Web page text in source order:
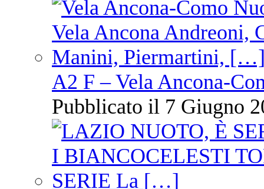
A2 F – Vela Ancona-
Pubblicato il 7 Giugno